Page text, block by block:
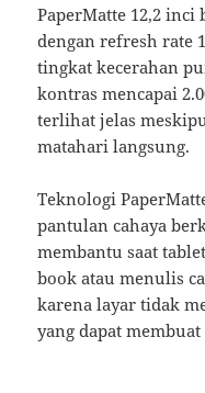
PaperMatte 12,2 inci
dengan refresh rate
tingkat kecerahan
kontras mencapai
terlihat jelas
matahari langsung.
Teknologi
pantulan cahaya
membantu saat
book atau menulis
karena layar tidak
yang dapat